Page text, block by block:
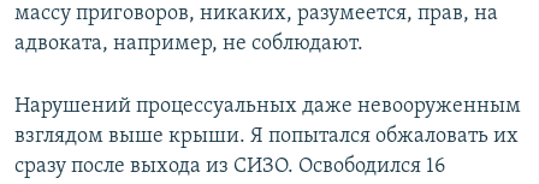
массу приговоров, никаких, разумеется, прав, на
адвоката, например, не соблюдают.
Нарушений процессуальных даже невооруженным
взглядом выше крыши. Я попытался обжаловать их
сразу после выхода из СИЗО. Освободился 16